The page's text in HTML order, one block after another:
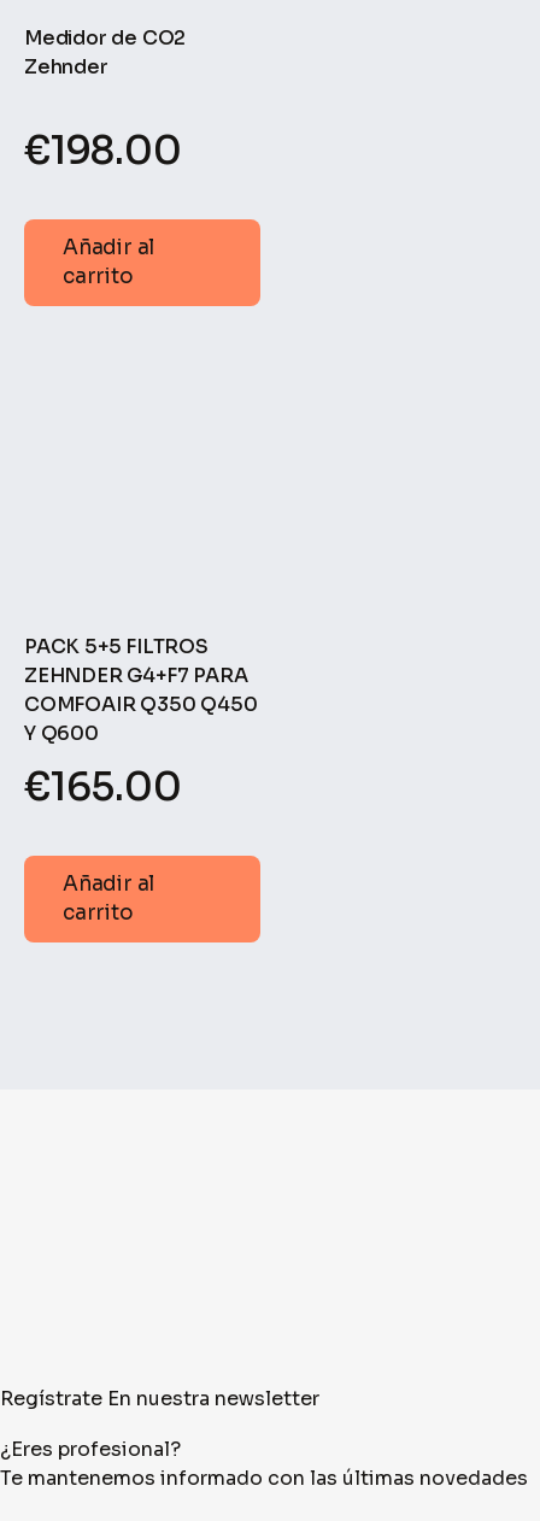
Medidor de CO2
Zehnder
€198.00
Añadir al
carrito
PACK 5+5 FILTROS
ZEHNDER G4+F7 PARA
COMFOAIR Q350 Q450
Y Q600
€165.00
Añadir al
carrito
Regístrate En nuestra newsletter
¿Eres profesional?
Te mantenemos informado con las últimas novedades